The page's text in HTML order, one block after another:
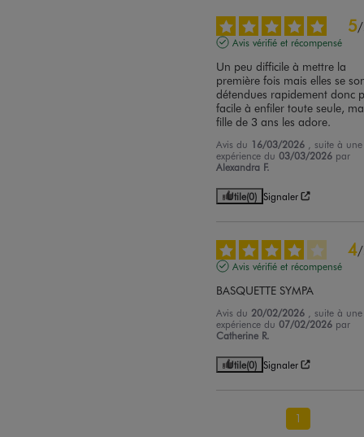
5/
Avis vérifié et récompensé
Un peu difficile à mettre la
première fois mais elles se
détendues rapidement donc
facile à enfiler toute seule, ma
fille de 3 ans les adore.
Avis du 16/03/2026
, suite à une
expérience du03/03/2026 par
Alexandra F.
Utile(0) Signaler
4/
Avis vérifié et récompensé
BASQUETTE SYMPA
Avis du 20/02/2026
, suite à une
expérience du07/02/2026 par
Catherine R.
Utile(0) Signaler
1